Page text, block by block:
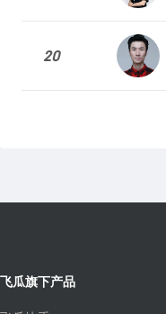
20
飞瓜旗下产品